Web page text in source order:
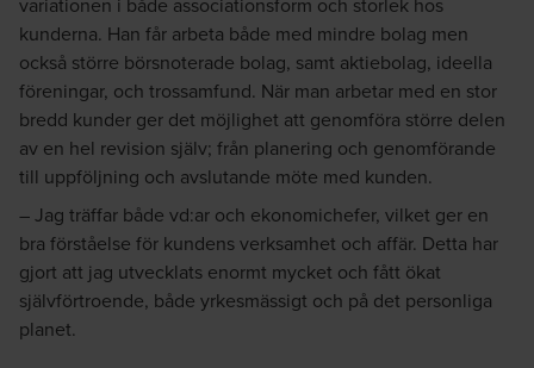
kunderna. Han får arbeta både med mindre bolag men
också större börsnoterade bolag, samt aktiebolag, ideella
föreningar, och trossamfund. När man arbetar med en stor
bredd kunder ger det möjlighet att genomföra större delen
av en hel revision själv; från planering och genomförande
till uppföljning och avslutande möte med kunden.
– Jag träffar både vd:ar och ekonomichefer, vilket ger en
bra förståelse för kundens verksamhet och affär. Detta har
gjort att jag utvecklats enormt mycket och fått ökat
självförtroende, både yrkesmässigt och på det personliga
planet.